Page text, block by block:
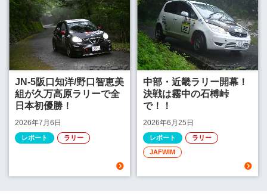
JN-5阪口知洋/野口智恵美
組が久万高原ラリーで全
日本初優勝！
2026年7月6日
レポート ラリー
中部・近畿ラリー開幕！
決戦は霧中の石榑峠
で！！
2026年6月25日
レポート
ラリー
JAFWIM